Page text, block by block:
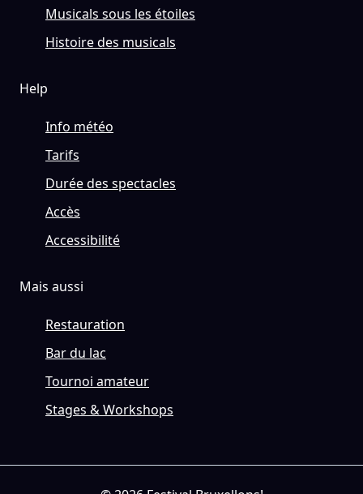
Musicals sous les étoiles
Histoire des musicals
Help
Info météo
Tarifs
Durée des spectacles
Accès
Accessibilité
Mais aussi
Restauration
Bar du lac
Tournoi amateur
Stages & Workshops